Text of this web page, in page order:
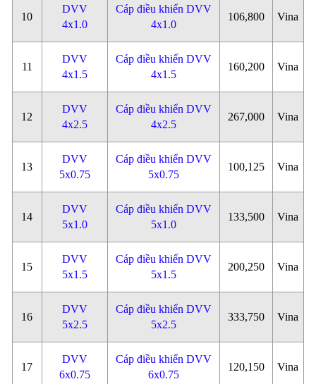
10
DVV
4x1.0
Cáp điều khiển DVV
4x1.0
106,800 Vina
11
DVV
4x1.5
Cáp điều khiển DVV
4x1.5
160,200 Vina
12
DVV
4x2.5
Cáp điều khiển DVV
4x2.5
267,000 Vina
13
DVV
5x0.75
Cáp điều khiển DVV
5x0.75
100,125 Vina
14
DVV
5x1.0
Cáp điều khiển DVV
5x1.0
133,500 Vina
15
DVV
5x1.5
Cáp điều khiển DVV
5x1.5
200,250 Vina
16
DVV
5x2.5
Cáp điều khiển DVV
5x2.5
333,750 Vina
17
DVV
6x0.75
Cáp điều khiển DVV
6x0.75
120,150 Vina